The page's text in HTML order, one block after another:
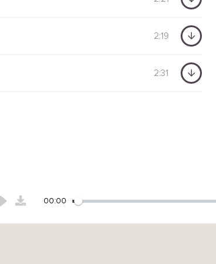
2:19
2:31
00:00